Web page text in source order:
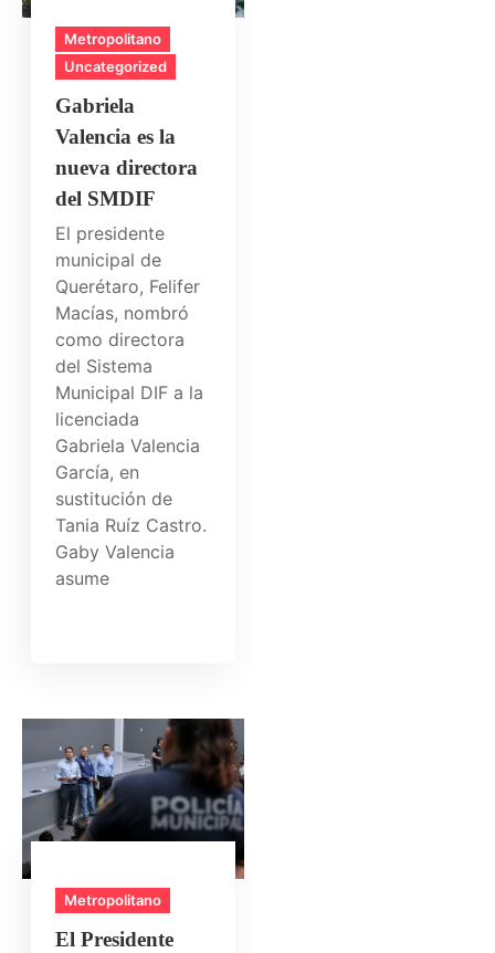
Metropolitano
Uncategorized
Gabriela
Valencia es la
nueva directora
del SMDIF
El presidente
municipal de
Querétaro, Felifer
Macías, nombró
como directora
del Sistema
Municipal DIF a la
licenciada
Gabriela Valencia
García, en
sustitución de
Tania Ruíz Castro.
Gaby Valencia
asume
Metropolitano
El Presidente